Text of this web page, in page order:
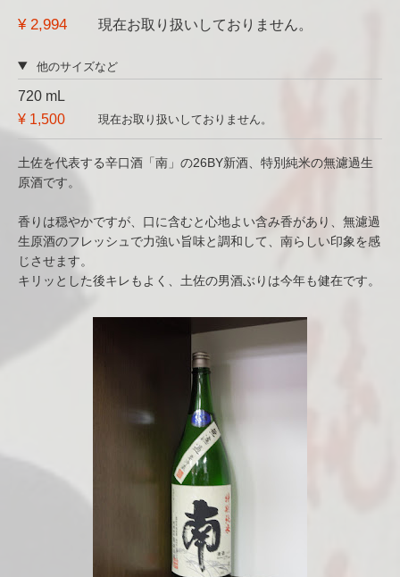
¥ 2,994 現在お取り扱いしておりません。
他のサイズなど
720 mL
¥ 1,500
現在お取り扱いしておりません。
土佐を代表する辛口酒「南」の26BY新酒、特別純米の無濾過生
原酒です。
香りは穏やかですが、口に含むと心地よい含み香があり、無濾過
生原酒のフレッシュで力強い旨味と調和して、南らしい印象を感
じさせます。
キリッとした後キレもよく、土佐の男酒ぶりは今年も健在です。